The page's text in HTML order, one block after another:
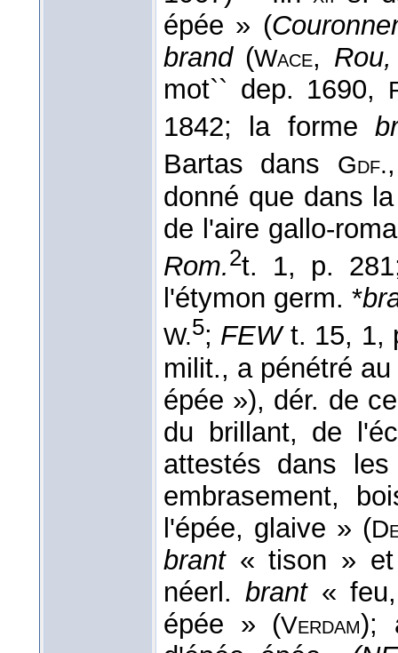
épée » (
brand (Wace, Rou,
mot`` dep. 1690,
1842; la forme
Bartas dans
Gdf.
donné que dans
de l'aire gallo-
Rom.2t. 1, p.
l'étymon germ. *
W.5; FEWt. 15, 1,
milit., a pénétré
épée »), dér. de
du brillant, de
attestés dans
embrasement,
l'épée, glaive » (
brant« tison » et
néerl.brant« feu,
épée » (Verdam);